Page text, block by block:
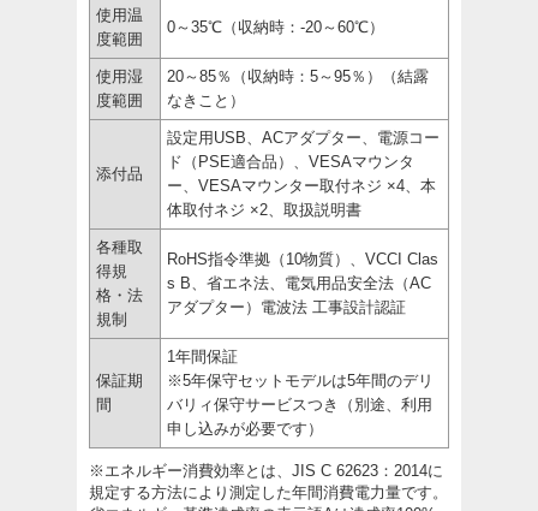
使用温
度範囲
0～35℃（収納時：-20～60℃）
使用湿
度範囲
20～85％（収納時：5～95％）（結露
なきこと）
添付品
設定用USB、ACアダプター、電源コー
ド（PSE適合品）、VESAマウンタ
ー、VESAマウンター取付ネジ ×4、本
体取付ネジ ×2、取扱説明書
各種取
得規
格・法
規制
RoHS指令準拠（10物質）、VCCI Clas
s B、省エネ法、電気用品安全法（AC
アダプター）電波法 工事設計認証
保証期
間
1年間保証
※5年保守セットモデルは5年間のデリ
バリィ保守サービスつき（別途、利用
申し込みが必要です）
※エネルギー消費効率とは、JIS C 62623：2014に
規定する方法により測定した年間消費電力量です。